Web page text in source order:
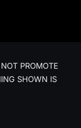
PROMOTE
SHOWN IS